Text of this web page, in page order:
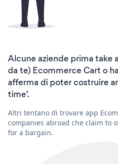
Alcune aziende prima take
da te) Ecommerce Cart o
afferma di poter costruire
time'.
Altri tentano di trovare app
companies abroad che claim to
for a bargain.